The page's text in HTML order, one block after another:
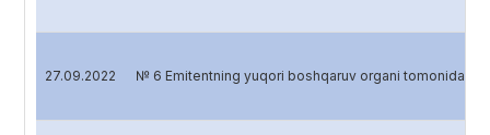
27.09.2022 № 6 Emitentning yuqori boshqaruv organi tomonidan